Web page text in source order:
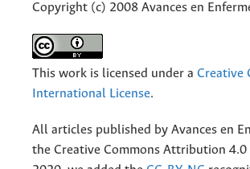
Copyright (c) 2008 Avances en
This work is licensed under a Creative
International License.
All articles published by Avances en
the Creative Commons Attribution